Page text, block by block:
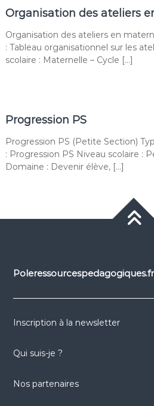
Organisation des ateliers
Organisation des ateliers en
: Tableau organisationnel sur les
scolaire : Maternelle – Cycle […]
Progression PS
Progression PS (Petite Section)
: Progression PS Niveau scolaire :
Domaine : Devenir élève, […]
Poleressourcespedagogiques.fr
Inscription à la newsletter
Qui suis-je ?
Nos partenaires